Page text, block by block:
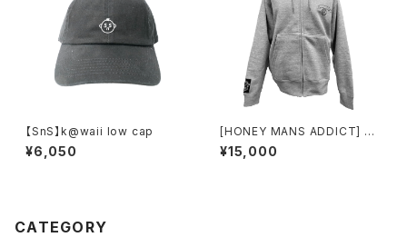
【SnS】k@waii low cap
¥6,050
[HONEY MANS ADDICT] AD
DICT Zip up hoodie
¥15,000
CATEGORY